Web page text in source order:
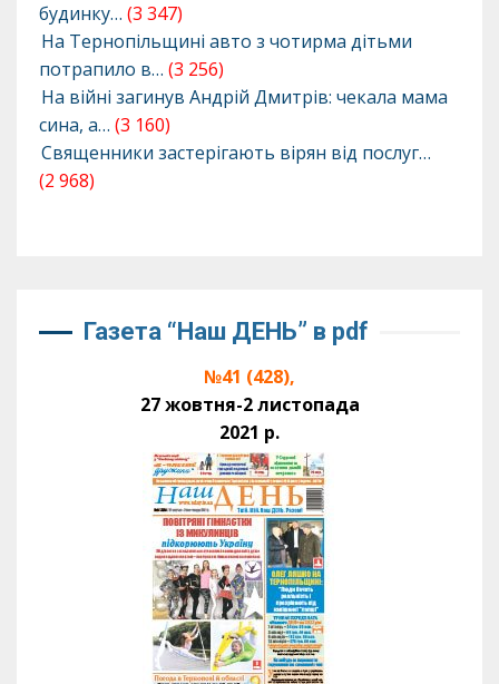
будинку… (3 347)
На Тернопільщині авто з чотирма дітьми
потрапило в… (3 256)
На війні загинув Андрій Дмитрів: чекала мама
сина, а… (3 160)
Священники застерігають вірян від послуг…
(2 968)
Газета “Наш ДЕНЬ” в pdf
№41 (428),
27 жовтня-2 листопада
2021 р.